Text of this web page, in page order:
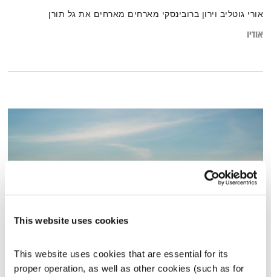
This website uses cookies
This website uses cookies that are essential for its
proper operation, as well as other cookies (such as for
אורי גוטליב וירון ברובינסקי מארחים מארחים את גל תורן
אודיו
כל יום מחדש
אמיר פרי